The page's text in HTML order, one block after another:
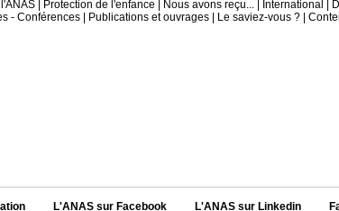
Protection de l'enfance Nous avons reçu... International
- Conférences
Publications et ouvrages Le saviez-vous ? |
L'ANAS sur Facebook L'ANAS sur Linkedin